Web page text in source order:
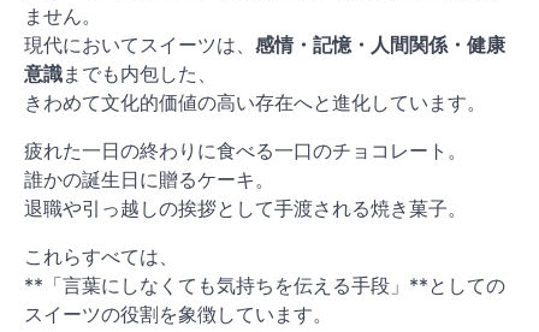
ません。
現代においてスイーツは、 感情・記憶・人間関係・健康
意識までも内包した、
きわめて文化的価値の高い存在へと進化しています。
疲れた一日の終わりに食べる一口のチョコレート。
誰かの誕生日に贈るケーキ。
退職や引っ越しの挨拶として手渡される焼き菓子。
これらすべては、
**「言葉にしなくても気持ちを伝える手段」**としての
スイーツの役割を象徴しています。